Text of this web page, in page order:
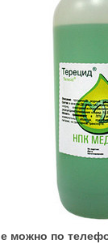
можно по